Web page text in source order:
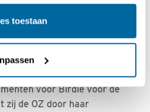
toestaan
Rust, Reinheid en
ontbrak. Toch maar een
en ach, herhaling is de
heeft prima geslapen
voor Birdie voor de
zij de OZ door haar